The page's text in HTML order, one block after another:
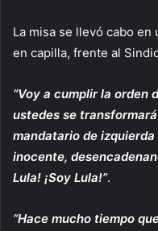
La misa se llevó cabo
en capilla, frente al
“Voy a cumplir la orden
ustedes se
mandatario de
inocente,
Lula! ¡Soy Lula!”.
“Hace mucho tiempo